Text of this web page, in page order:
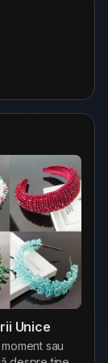
Unice
sau